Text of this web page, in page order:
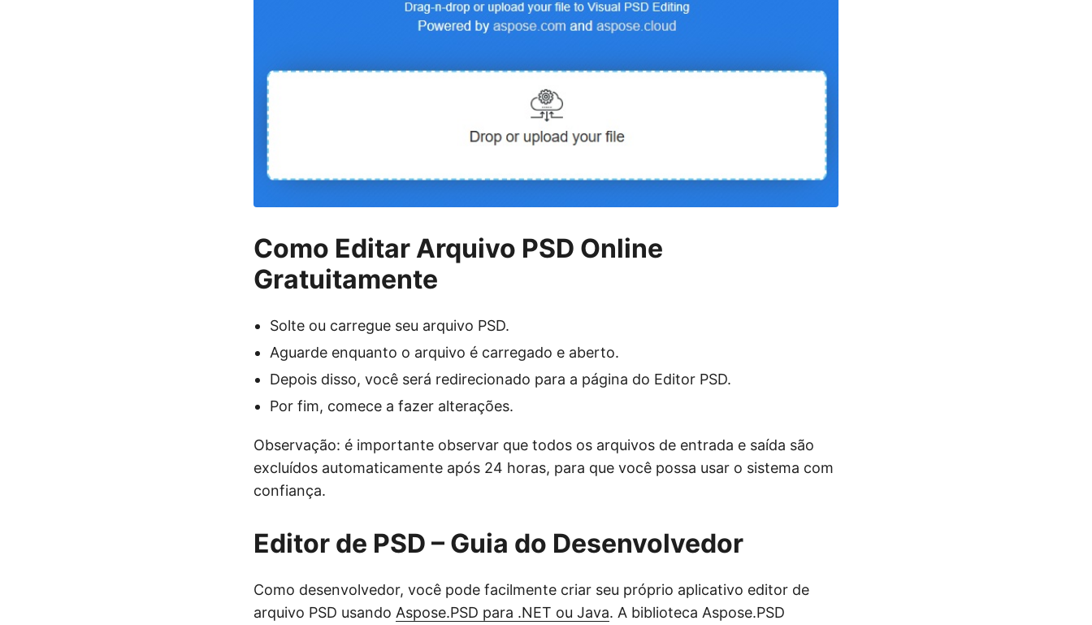
Como Editar Arquivo PSD Online
Gratuitamente
Solte ou carregue seu arquivo PSD.
Aguarde enquanto o arquivo é carregado e aberto.
Depois disso, você será redirecionado para a página do Editor PSD.
Por fim, comece a fazer alterações.
Observação: é importante observar que todos os arquivos de entrada e saída são
excluídos automaticamente após 24 horas, para que você possa usar o sistema com
confiança.
Editor de PSD – Guia do Desenvolvedor
Como desenvolvedor, você pode facilmente criar seu próprio aplicativo editor de
arquivo PSD usando Aspose.PSD para .NET ou Java. A biblioteca Aspose.PSD